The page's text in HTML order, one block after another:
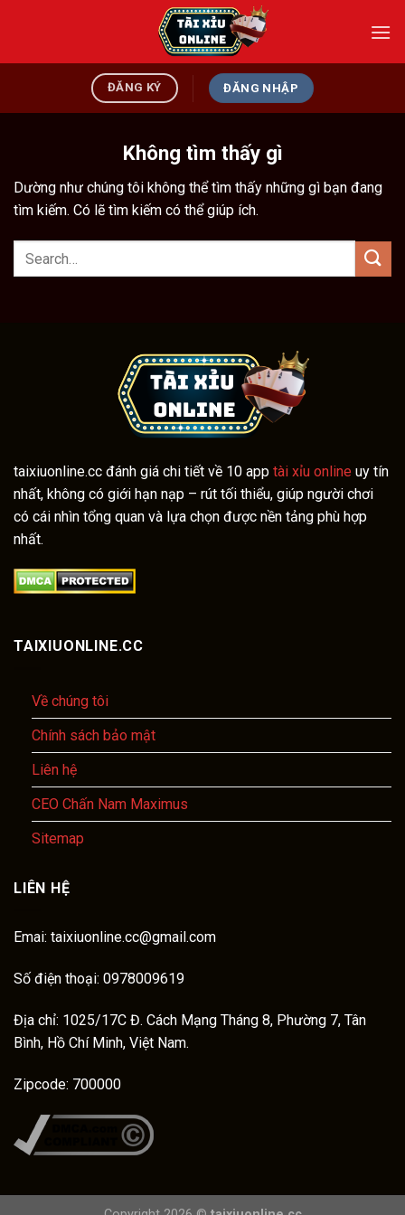
ĐĂNG KÝ ĐĂNG NHẬP
Không tìm thấy gì
Dường như chúng tôi không thể tìm thấy những gì bạn đang
tìm kiếm. Có lẽ tìm kiếm có thể giúp ích.
taixiuonline.cc đánh giá chi tiết về 10 app tài xỉu online uy tín
nhất, không có giới hạn nạp – rút tối thiểu, giúp người chơi
có cái nhìn tổng quan và lựa chọn được nền tảng phù hợp
nhất.
TAIXIUONLINE.CC
Về chúng tôi
Chính sách bảo mật
Liên hệ
CEO Chấn Nam Maximus
Sitemap
LIÊN HỆ
Emai: taixiuonline.cc@gmail.com
Số điện thoại: 0978009619
Địa chỉ: 1025/17C Đ. Cách Mạng Tháng 8, Phường 7, Tân
Bình, Hồ Chí Minh, Việt Nam.
Zipcode: 700000